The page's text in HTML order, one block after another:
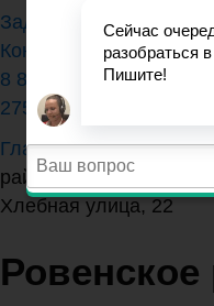
Задать вопрос юристу
Контакты
8 800 350-84-13 (доб.
275)
Главная>
районное отделение
Хлебная улица, 22